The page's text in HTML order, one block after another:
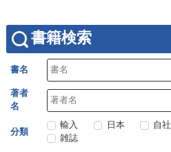
書籍検索
書名
著者
名
分類
輸入 日本 自社
雑誌